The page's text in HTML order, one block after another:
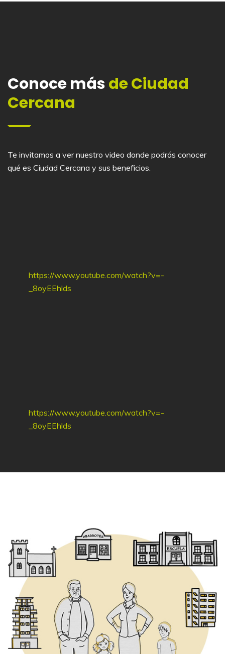
Conoce másde Ciudad
Cercana
Te invitamos a ver nuestro video donde podrás conocer
qué es Ciudad Cercana y sus beneficios.
https://www.youtube.com/watch?v=-
_8oyEEhlds
https://www.youtube.com/watch?v=-
_8oyEEhlds